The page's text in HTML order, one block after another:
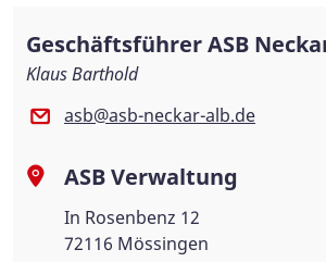
Geschäftsführer ASB
Klaus Barthold
asb@asb-neckar-alb.de
ASB Verwaltung
In Rosenbenz 12
72116 Mössingen